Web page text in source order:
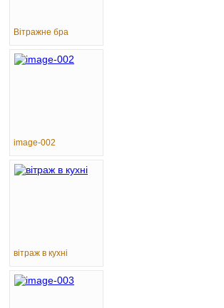
Вітражне бра
image-002
вітраж в кухні